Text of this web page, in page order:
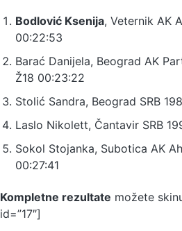
Bodlović Ksenija, Veternik AK
00:22:53
Barać Danijela, Beograd AK
Ž18 00:23:22
Stolić Sandra, Beograd SRB
Laslo Nikolett, Čantavir SRB
Sokol Stojanka, Subotica AK
00:27:41
Kompletne rezultate možete
id=”17″]